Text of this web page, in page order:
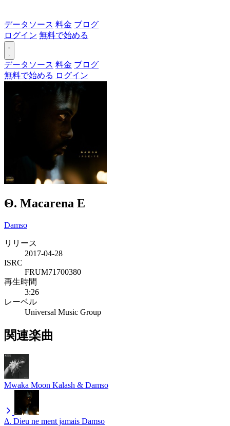
データソース 料金 ブログ
ログイン 無料で始める
データソース 料金 ブログ
無料で始める ログイン
Θ. Macarena E
Damso
リリース
2017-04-28
ISRC
FRUM71700380
再生時間
3:26
レーベル
Universal Music Group
関連楽曲
Mwaka Moon Kalash & Damso
Δ. Dieu ne ment jamais Damso